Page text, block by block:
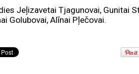
Jeļizavetai Tjagunovai, Gunitai
Golubovai, Alīnai Pļečovai.